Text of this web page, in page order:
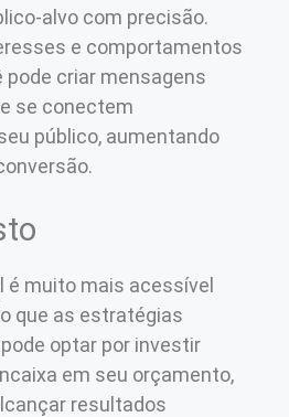
alvo com precisão.
e comportamentos
pode criar mensagens
se conectem
público, aumentando
é muito mais acessível
que as estratégias
optar por investir
em seu orçamento,
resultados